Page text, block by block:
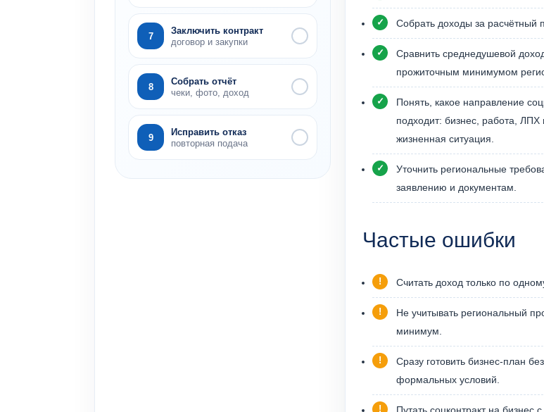
7
Заключить контракт
договор и закупки
8
Собрать отчёт
чеки, фото, доход
9
Исправить отказ
повторная подача
Собрать доходы за расчётный
Сравнить среднедушевой
прожиточным минимумом
Понять, какое направление
подходит: бизнес, работа, ЛПХ
жизненная ситуация.
Уточнить региональные
заявлению и документам.
Частые ошибки
Считать доход только по
Не учитывать региональный
минимум.
Сразу готовить бизнес-план
формальных условий.